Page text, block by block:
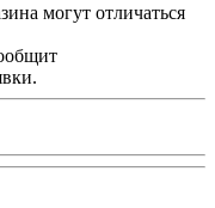
могут отличаться